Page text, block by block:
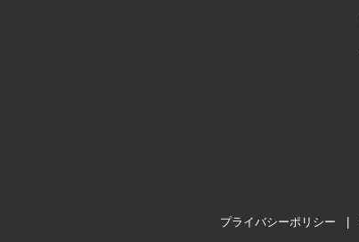
プライバシーポリシー